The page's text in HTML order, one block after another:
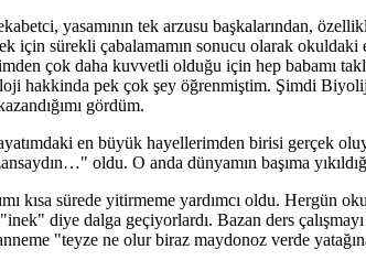
yasamının tek arzusu başkalarından,
için sürekli çabalamamın sonucu olarak
çok daha kuvvetli olduğu için hep babamı
pek çok şey öğrenmiştim. Şimdi
gördüm.
en büyük hayellerimden birisi gerçek
oldu. O anda dünyamın başıma
kısa sürede yitirmeme yardımcı oldu. Hergün
diye dalga geçiyorlardı. Bazan ders
"teyze ne olur biraz maydonoz verde